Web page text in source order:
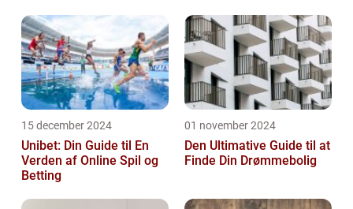
15 december 2024
Unibet: Din Guide til En
Verden af Online Spil og
Betting
01 november 2024
Den Ultimative Guide til at
Finde Din Drømmebolig